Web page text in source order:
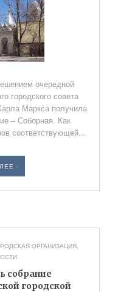
очередной
городского совета
Маркса получила
– Соборная. Как
соответствующей...
-
ОРГАНИЗАЦИЯ,
собрание
городской